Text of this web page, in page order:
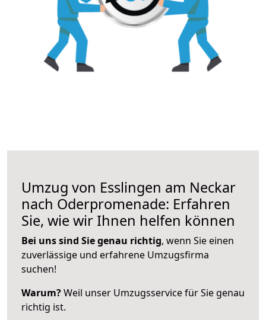
Umzug von Esslingen am Neckar
nach Oderpromenade: Erfahren
Sie, wie wir Ihnen helfen können
Bei uns sind Sie genau richtig, wenn Sie einen
zuverlässige und erfahrene Umzugsfirma
suchen!
Warum?Weil unser Umzugsservice für Sie genau
richtig ist.